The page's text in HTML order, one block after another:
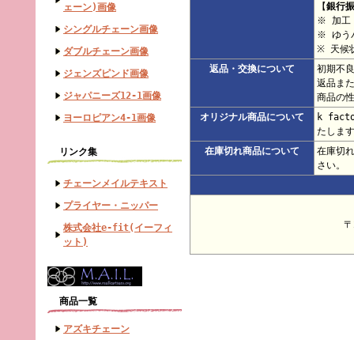
ェーン)画像
シングルチェーン画像
ダブルチェーン画像
ジェンズピンド画像
ジャパニーズ12-1画像
ヨーロピアン4-1画像
リンク集
チェーンメイルテキスト
プライヤー・ニッパー
株式会社e-fit(イーフィ
ット)
商品一覧
アズキチェーン
【銀行
※ 加工
※ ゆう
※ 天候
返品・交換について
初期不
返品ま
商品の
オリジナル商品について
k
たしま
在庫切れ商品について
在庫切
さい。